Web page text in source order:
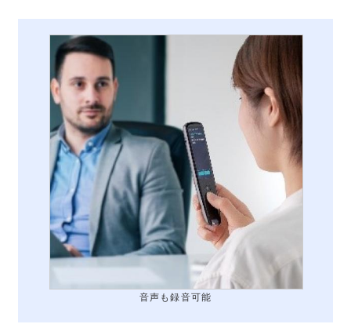
音声も録音可能